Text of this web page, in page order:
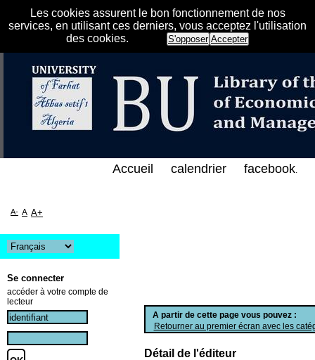
Les cookies assurent le bon fonctionnement de nos
services, en utilisant ces derniers, vous acceptez l'utilisation
des cookies.
S'opposer Accepter
الإلكتروني على الخط المباشر لمكتبة كلية
A partir de cette page vous pouvez :
Retourner au premier écran avec les
Détail de l'éditeur
Accueil calendrier facebook.
A- A A+
Se connecter
accéder à votre compte de
lecteur